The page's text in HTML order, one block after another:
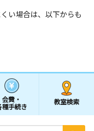
い場合は、以下からも
会費・
種手続き
教室検索